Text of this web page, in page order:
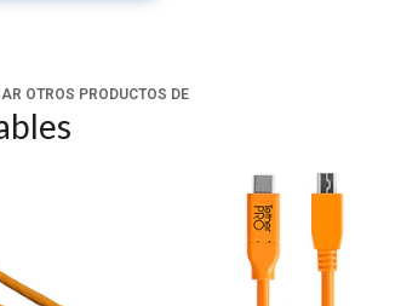
Galaxy S7 Samsung Galaxy S7 edge
Galaxy S10e
OTROS PRODUCTOS DE